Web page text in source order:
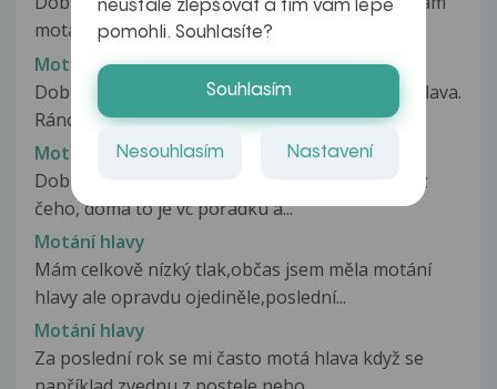
motání hlavy a to takové,...
Motání hlavy
Dobrý večer mám dotaz. Už týden se mi motá hlava.
Ráno při vstávání, během dne...
Motání hlavy
Dobrý den, už týden se mi motá hlava a nevím z
čeho, doma to je vc pořádku a...
Motání hlavy
Mám celkově nízký tlak,občas jsem měla motání
hlavy ale opravdu ojediněle,poslední...
Motání hlavy
Za poslední rok se mi často motá hlava když se
neustále zlepšovat a tím vám lépe
pomohli. Souhlasíte?
Souhlasím
Nesouhlasím Nastavení